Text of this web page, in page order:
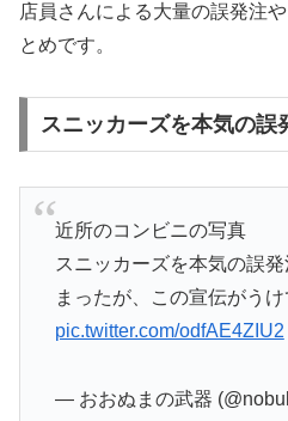
店員さんによる大量の誤発注
とめです。
スニッカーズを本気の誤
近所のコンビニの写真
スニッカーズを本気の誤
まったが、この宣伝がう
pic.twitter.com/odfAE4ZIU2
— おおぬまの武器